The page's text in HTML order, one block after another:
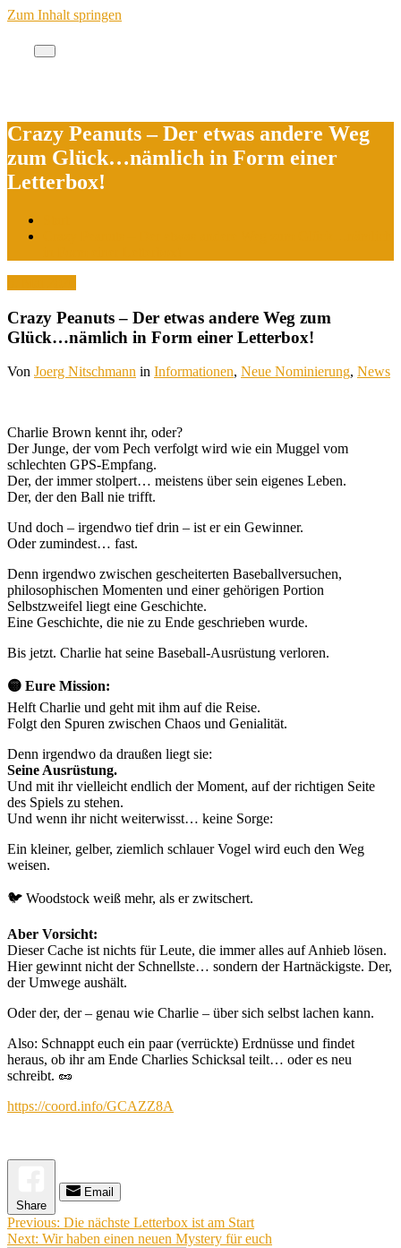
Zum Inhalt springen
Cache des Jahres Berlin
Crazy Peanuts – Der etwas andere Weg
zum Glück…nämlich in Form einer
Letterbox!
Crazy Peanuts – Der etwas andere Weg zum
Glück…nämlich in Form einer Letterbox!
Von Joerg Nitschmann in Informationen, Neue Nominierung, News
Charlie Brown kennt ihr, oder?
Der Junge, der vom Pech verfolgt wird wie ein Muggel vom
schlechten GPS-Empfang.
Der, der immer stolpert… meistens über sein eigenes Leben.
Der, der den Ball nie trifft.
Und doch – irgendwo tief drin – ist er ein Gewinner.
Oder zumindest… fast.
Denn irgendwo zwischen gescheiterten Baseballversuchen,
philosophischen Momenten und einer gehörigen Portion
Selbstzweifel liegt eine Geschichte.
Eine Geschichte, die nie zu Ende geschrieben wurde.
Bis jetzt. Charlie hat seine Baseball-Ausrüstung verloren.
🟡 Eure Mission:
Helft Charlie und geht mit ihm auf die Reise.
Folgt den Spuren zwischen Chaos und Genialität.
Denn irgendwo da draußen liegt sie:
Seine Ausrüstung.
Und mit ihr vielleicht endlich der Moment, auf der richtigen Seite
des Spiels zu stehen.
Und wenn ihr nicht weiterwisst… keine Sorge:
Ein kleiner, gelber, ziemlich schlauer Vogel wird euch den Weg
weisen.
🐦 Woodstock weiß mehr, als er zwitschert.
Aber Vorsicht:
Dieser Cache ist nichts für Leute, die immer alles auf Anhieb lösen.
Hier gewinnt nicht der Schnellste… sondern der Hartnäckigste. Der,
der Umwege aushält.
Oder der, der – genau wie Charlie – über sich selbst lachen kann.
Also: Schnappt euch ein paar (verrückte) Erdnüsse und findet
heraus, ob ihr am Ende Charlies Schicksal teilt… oder es neu
schreibt. 🥜
https://coord.info/GCAZZ8A
Share
Email
Beitragsnavigation
Previous: Die nächste Letterbox ist am Start
Next: Wir haben einen neuen Mystery für euch